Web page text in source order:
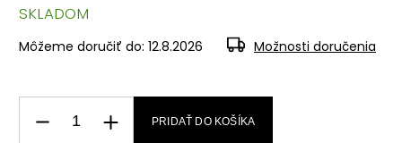
SKLADOM
Môžeme doručiť do: 12.8.2026 Možnosti doručenia
PRIDAŤ DO KOŠÍKA